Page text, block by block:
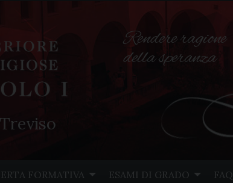
Rendere ragione
della speranza
FORMATIVA ESAMI DI GRADO FAQ